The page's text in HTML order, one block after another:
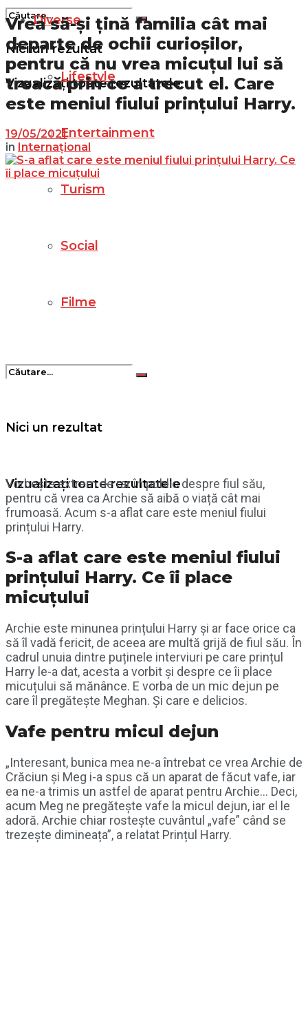
Nici un rezultat
Vizualizați toate rezultatele
Diverse
Lifestyle
Entertainment
Turism
Social
Filme
Nici un rezultat
Vizualizați toate rezultatele
Vrea să-și țină familia cât mai
departe de ochii curioșilor,
pentru că nu vrea micuțul lui să
treacă prin ce a trecut el. Care
este meniul fiului prințului Harry.
19/05/2021
in Internațional
Vorbește extrem de rar în public despre fiul său,
pentru că vrea ca Archie să aibă o viață cât mai
frumoasă. Acum s-a aflat care este meniul fiului
prințului Harry.
S-a aflat care este meniul fiului
prințului Harry. Ce îi place
micuțului
Archie este minunea prințului Harry și ar face orice ca
să îl vadă fericit, de aceea are multă grijă de fiul său. În
cadrul unuia dintre puținele interviuri pe care prințul
Harry le-a dat, acesta a vorbit și despre ce îi place
micuțului să mănânce. E vorba de un mic dejun pe
care îl pregătește Meghan. Și care e delicios.
Vafe pentru micul dejun
„Interesant, bunica mea ne-a întrebat ce vrea Archie de
Crăciun și Meg i-a spus că un aparat de făcut vafe, iar
ea ne-a trimis un astfel de aparat pentru Archie… Deci,
acum Meg ne pregătește vafe la micul dejun, iar el le
adoră. Archie chiar rostește cuvântul „vafe” când se
trezește dimineața”, a relatat Prințul Harry.